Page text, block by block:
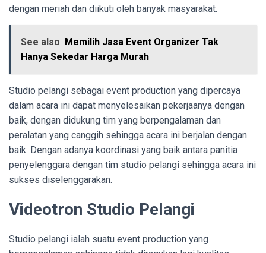
dengan meriah dan diikuti oleh banyak masyarakat.
See also Memilih Jasa Event Organizer Tak
Hanya Sekedar Harga Murah
Studio pelangi sebagai event production yang dipercaya
dalam acara ini dapat menyelesaikan pekerjaanya dengan
baik, dengan didukung tim yang berpengalaman dan
peralatan yang canggih sehingga acara ini berjalan dengan
baik. Dengan adanya koordinasi yang baik antara panitia
penyelenggara dengan tim studio pelangi sehingga acara ini
sukses diselenggarakan.
Videotron Studio Pelangi
Studio pelangi ialah suatu event production yang